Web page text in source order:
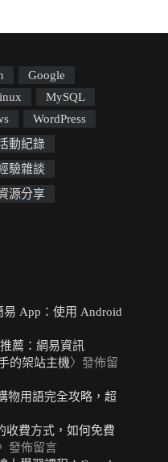
Google
MySQL
WordPress
動紀錄
驗雜談
源分享
易 App：使用 Android
薦：網易資訊
的架站主機〉發佈留
物用語完全攻略，超
收費方式，如何免費
發佈留言